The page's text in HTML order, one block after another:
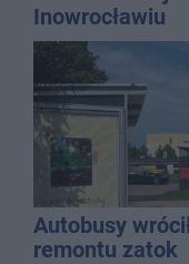
Inowrocławiu
Autobusy
remontu zatok